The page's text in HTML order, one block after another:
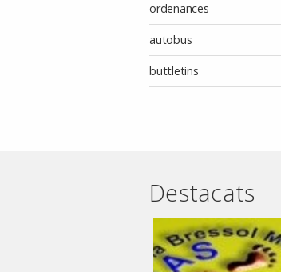
ordenances
autobus
buttletins
Destacats